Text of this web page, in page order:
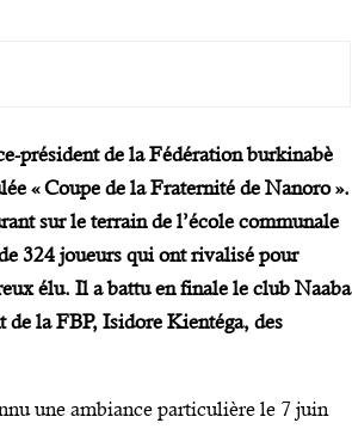
président de la Fédération burkinabè
« Coupe de la Fraternité de Nanoro ».
sur le terrain de l’école communale
324 joueurs qui ont rivalisé pour
élu. Il a battu en finale le club Naaba
de la FBP, Isidore Kientéga, des
une ambiance particulière le 7 juin